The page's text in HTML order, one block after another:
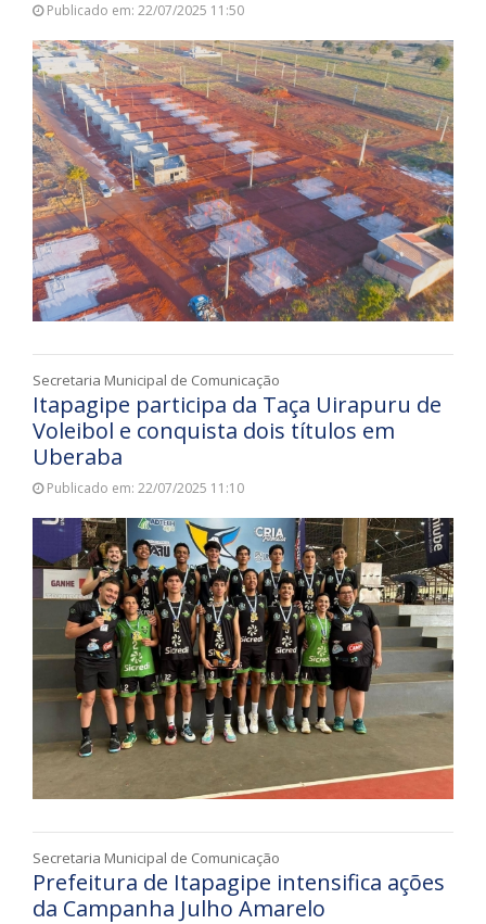
Publicado em: 22/07/2025 11:50
Secretaria Municipal de Comunicação
Itapagipe participa da Taça Uirapuru de
Voleibol e conquista dois títulos em
Uberaba
Publicado em: 22/07/2025 11:10
Secretaria Municipal de Comunicação
Prefeitura de Itapagipe intensifica ações
da Campanha Julho Amarelo